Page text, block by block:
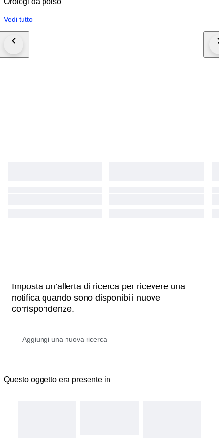
Orologi da polso
Vedi tutto
Imposta un’allerta di ricerca per ricevere una
notifica quando sono disponibili nuove
corrispondenze.
Questo oggetto era presente in